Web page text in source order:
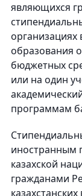
являющихся
организациях
образования
бюджетных
или на один
программам
иностранным
казахской
гражданами